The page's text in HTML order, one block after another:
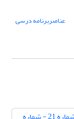
عناصربرنامه درسی